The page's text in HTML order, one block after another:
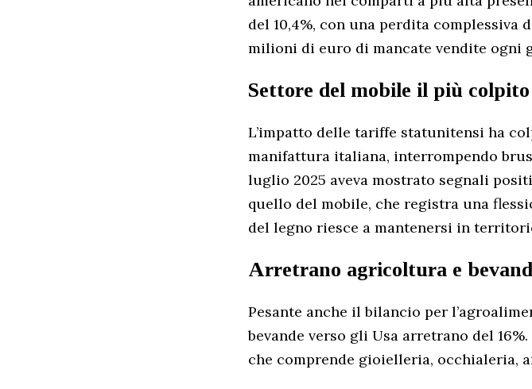
del 10,4%, con una perdita complessiva
milioni di euro di mancate vendite ogni
Settore del mobile il più colpito
L’impatto delle tariffe statunitensi ha
manifattura italiana, interrompendo
luglio 2025 aveva mostrato segnali
quello del mobile, che registra una
del legno riesce a mantenersi in
Arretrano agricoltura e
Pesante anche il bilancio per
bevande verso gli Usa arretrano del
che comprende gioielleria, occhialeria,